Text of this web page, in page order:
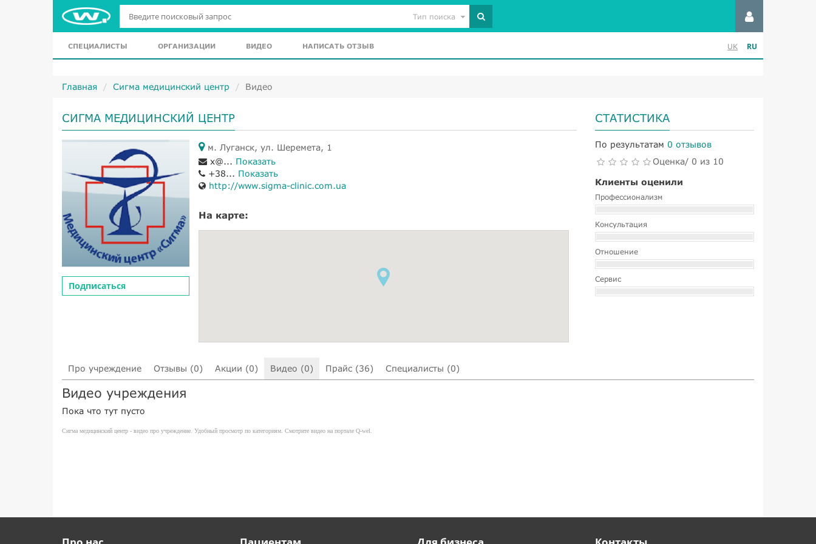
Тип поиска
СПЕЦИАЛИСТЫ ОРГАНИЗАЦИИ ВИДЕО НАПИСАТЬ ОТЗЫВ UK RU
Главная Сигма медицинский центр Видео
СИГМА МЕДИЦИНСКИЙ ЦЕНТР
Подписаться
м. Луганск, ул. Шеремета, 1
x@... Показать
+38... Показать
http://www.sigma-clinic.com.ua
На карте:
СТАТИСТИКА
По результатам 0 отзывов
Оценка/ 0 из 10
Клиенты оценили
Профессионализм
Консультация
Отношение
Сервис
Про учреждение Отзывы (0) Акции (0) Видео (0) Прайс (36) Специалисты (0)
Видео учреждения
Пока что тут пусто
Сигма медицинский центр - видео про учреждение. Удобный просмотр по категориям. Смотрите видео на портале Q-wel.